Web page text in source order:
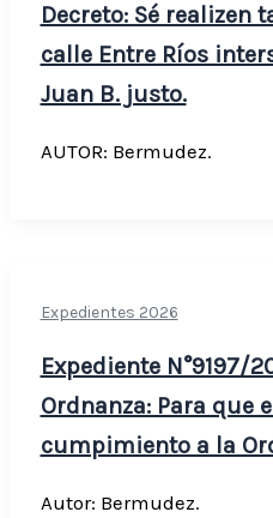
Decreto: Sé realizen
calle Entre Ríos
Juan B. justo.
AUTOR: Bermudez.
Expedientes 2026
Expediente N°9197/
Ordnanza: Para que
cumpimiento a la
Autor: Bermudez.